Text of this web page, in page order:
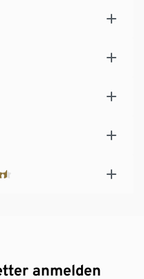
anmelden